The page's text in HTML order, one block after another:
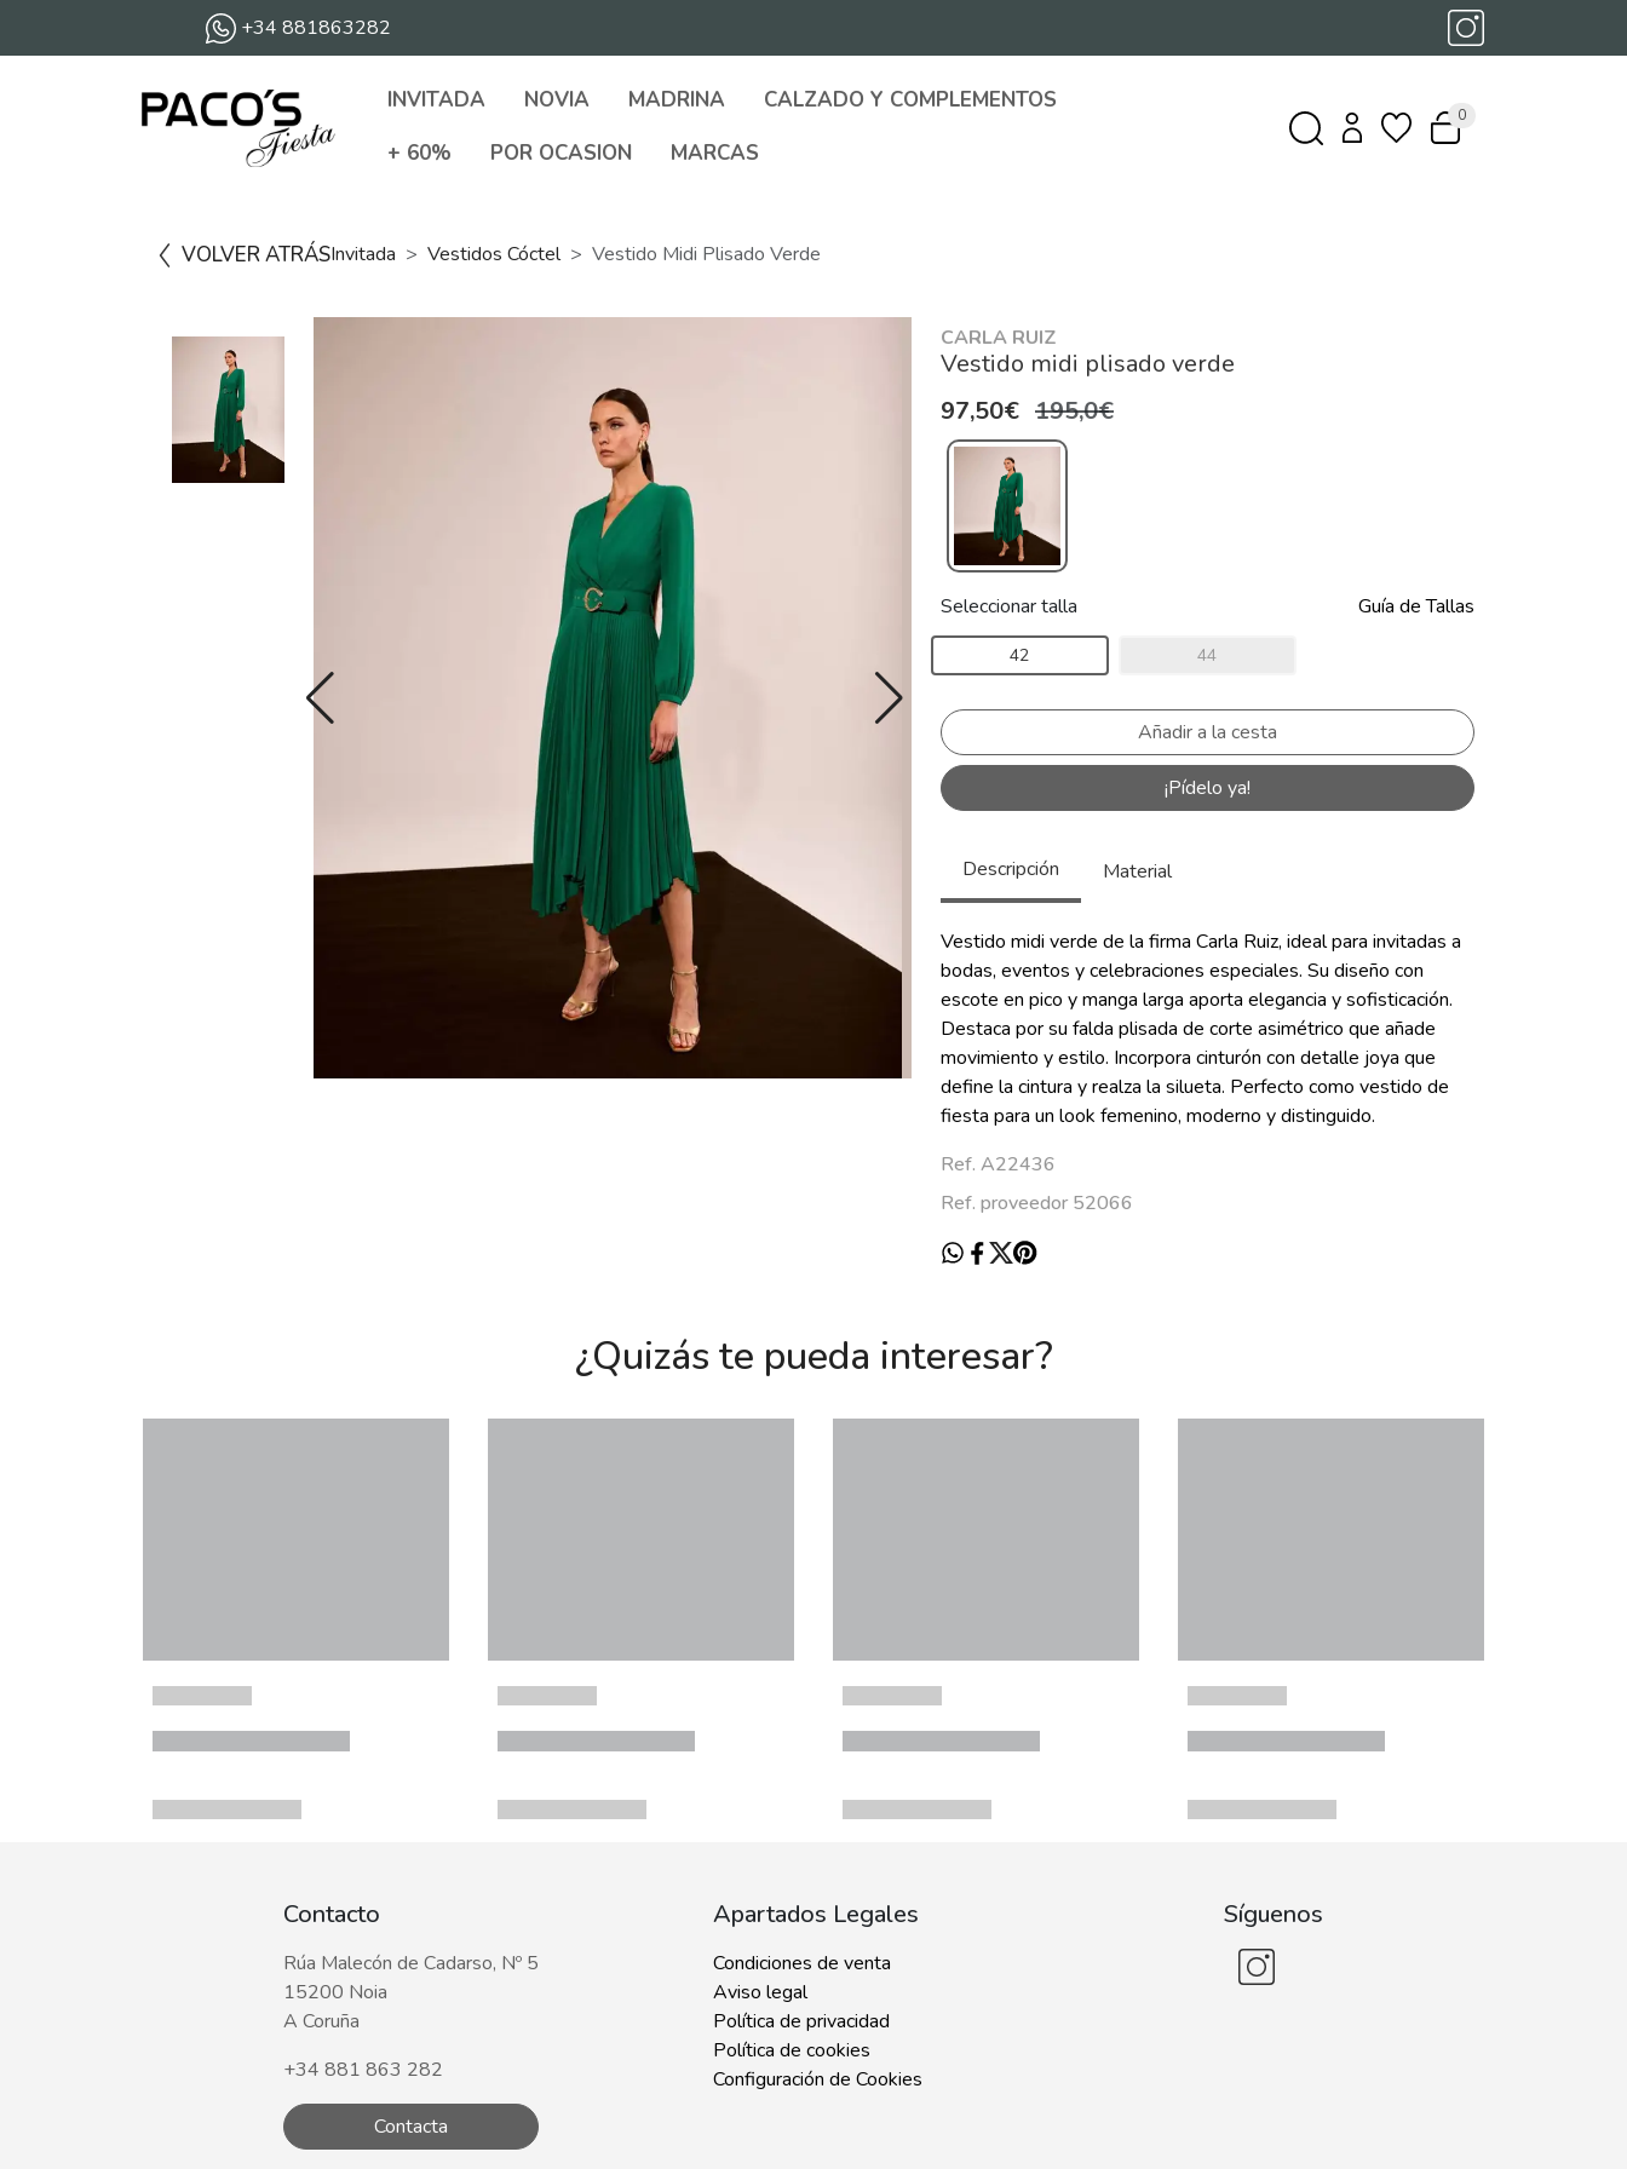
+34 881863282
INVITADA NOVIA MADRINA
CALZADO Y COMPLEMENTOS
+ 60%
POR OCASION MARCAS
0
VOLVER ATRÁSInvitada Vestidos Cóctel Vestido Midi Plisado Verde
CARLA RUIZ
Vestido midi plisado verde
97,50€ 195,0€
Seleccionar talla Guía de Tallas
42 44
¡Pídelo ya!
Descripción Material
Vestido midi verde de la firma Carla Ruiz, ideal para invitadas a
bodas, eventos y celebraciones especiales. Su diseño con
escote en pico y manga larga aporta elegancia y sofisticación.
Destaca por su falda plisada de corte asimétrico que añade
movimiento y estilo. Incorpora cinturón con detalle joya que
define la cintura y realza la silueta. Perfecto como vestido de
fiesta para un look femenino, moderno y distinguido.
Ref. A22436
Ref. proveedor 52066
¿Quizás te pueda interesar?
Contacto
Rúa Malecón de Cadarso, Nº 5
15200 Noia
A Coruña
+34 881 863 282
Contacta
Apartados Legales
Condiciones de venta
Aviso legal
Política de privacidad
Política de cookies
Configuración de Cookies
Síguenos